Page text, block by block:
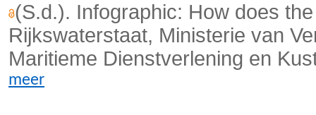
(S.d.). Infographic: How does
Rijkswaterstaat, Ministerie van
Maritieme Dienstverlening en
meer